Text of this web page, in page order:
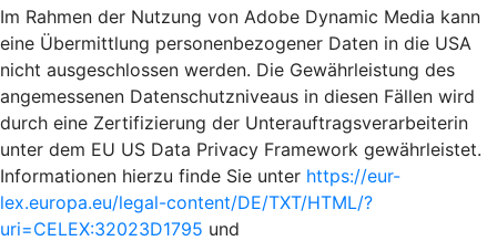
Im Rahmen der Nutzung von Adobe Dynamic Media kann
eine Übermittlung personenbezogener Daten in die USA
nicht ausgeschlossen werden. Die Gewährleistung des
angemessenen Datenschutzniveaus in diesen Fällen wird
durch eine Zertifizierung der Unterauftragsverarbeiterin
unter dem EU US Data Privacy Framework gewährleistet.
Informationen hierzu finde Sie unter https://eur-
lex.europa.eu/legal-content/DE/TXT/HTML/?
uri=CELEX:32023D1795 und